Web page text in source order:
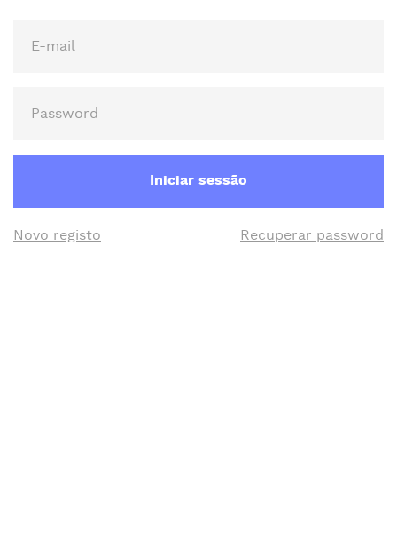
Iniciar sessão
Novo registo Recuperar password